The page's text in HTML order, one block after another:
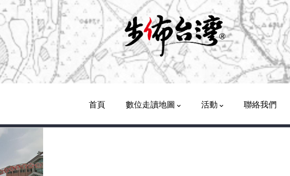
Navigation
首頁 數位走讀地圖 活動 聯絡我們